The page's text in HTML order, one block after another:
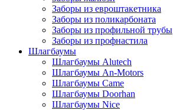
Заборы из евроштакетника
Заборы из поликарбоната
Заборы из профильной трубы
Заборы из профнастила
Шлагбаумы
Шлагбаумы Alutech
Шлагбаумы An-Motors
Шлагбаумы Came
Шлагбаумы Doorhan
Шлагбаумы Nice